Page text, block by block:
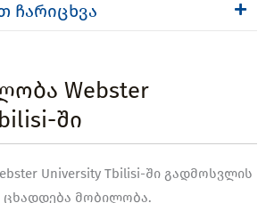
ჩარიცხვა
Webster
ში
University Tbilisi-ში გადმოსვლის
ცხადდება მობილობა.